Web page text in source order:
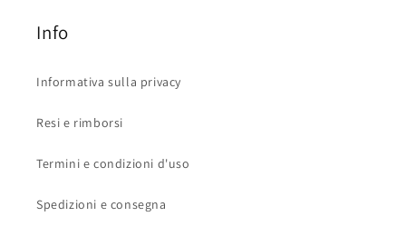
Info
Informativa sulla privacy
Resi e rimborsi
Termini e condizioni d'uso
Spedizioni e consegna